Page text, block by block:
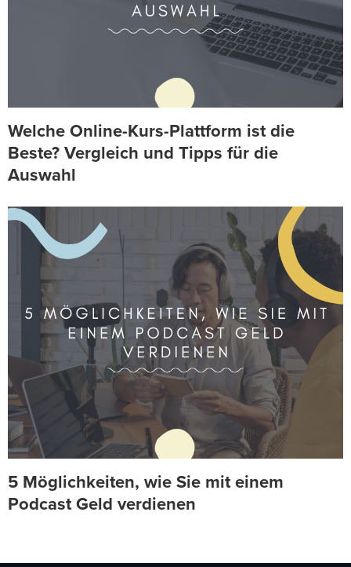
Welche Online-Kurs-Plattform ist die
Beste? Vergleich und Tipps für die
Auswahl
5 Möglichkeiten, wie Sie mit einem
Podcast Geld verdienen